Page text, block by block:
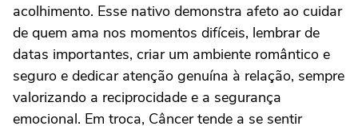
acolhimento. Esse nativo demonstra afeto ao cuidar
de quem ama nos momentos difíceis, lembrar de
datas importantes, criar um ambiente romântico e
seguro e dedicar atenção genuína à relação, sempre
valorizando a reciprocidade e a segurança
emocional. Em troca, Câncer tende a se sentir